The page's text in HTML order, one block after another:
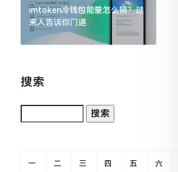
imtoken冷钱包能量怎么搞？过
来人告诉你门道
搜索
一 二 三 四 五 六